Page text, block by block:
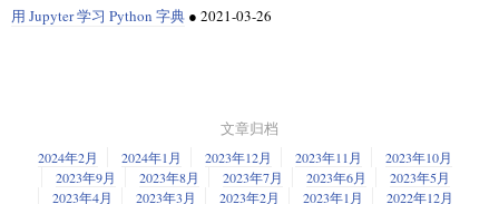
用 Jupyter 学习 Python 字典 ● 2021-03-26
文章归档
2024年2月 2024年1月 2023年12月 2023年11月
2023年10月
2023年9月
2023年8月 2023年7月 2023年6月
2023年5月
2023年4月
2023年3月 2023年2月 2023年1月
2022年12月